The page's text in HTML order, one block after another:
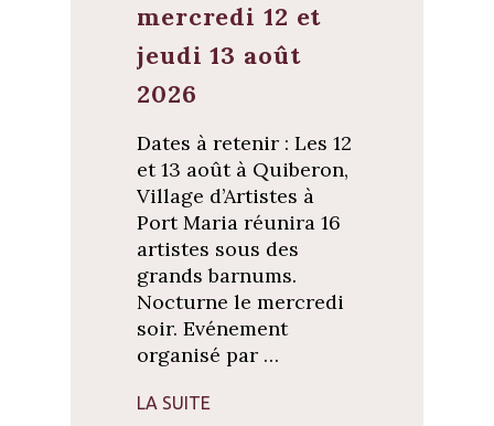
mercredi 12 et
jeudi 13 août
2026
Dates à retenir : Les 12
et 13 août à Quiberon,
Village d’Artistes à
Port Maria réunira 16
artistes sous des
grands barnums.
Nocturne le mercredi
soir. Evénement
organisé par …
LA SUITE